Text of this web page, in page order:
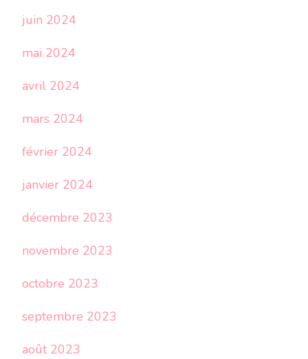
juin 2024
mai 2024
avril 2024
mars 2024
février 2024
janvier 2024
décembre 2023
novembre 2023
octobre 2023
septembre 2023
août 2023